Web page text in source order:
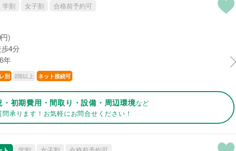
学割 女子割 合格前予約可
)
4分
年
別 2階以上 ネット接続可
・初期費用・間取り・設備・周辺環境など
問承ります！お気軽にお問合せください！